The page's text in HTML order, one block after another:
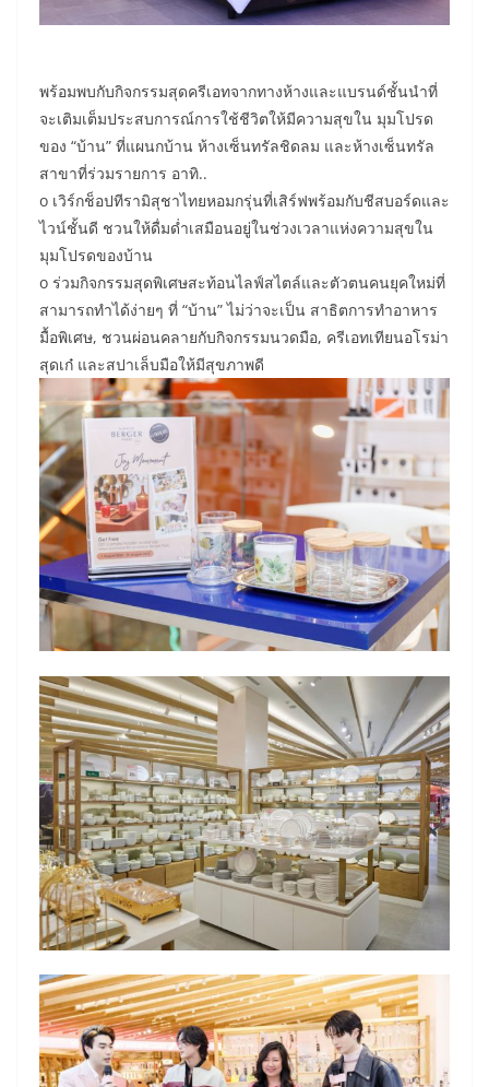
พร้อมพบกับกิจกรรมสุดครีเอทจากทางห้างและแบรนด์ชั้นนำที่
จะเติมเต็มประสบการณ์การใช้ชีวิตให้มีความสุขใน มุมโปรด
ของ “บ้าน” ที่แผนกบ้าน ห้างเซ็นทรัลชิดลม และห้างเซ็นทรัล
สาขาที่ร่วมรายการ อาทิ..
o เวิร์กช็อปทีรามิสุชาไทยหอมกรุ่นที่เสิร์ฟพร้อมกับชีสบอร์ดและ
ไวน์ชั้นดี ชวนให้ดื่มด่ำเสมือนอยู่ในช่วงเวลาแห่งความสุขใน
มุมโปรดของบ้าน
o ร่วมกิจกรรมสุดพิเศษสะท้อนไลฟ์สไตล์และตัวตนคนยุคใหม่ที่
สามารถทำได้ง่ายๆ ที่ “บ้าน” ไม่ว่าจะเป็น สาธิตการทำอาหาร
มื้อพิเศษ, ชวนผ่อนคลายกับกิจกรรมนวดมือ, ครีเอทเทียนอโรม่า
สุดเก๋ และสปาเล็บมือให้มีสุขภาพดี